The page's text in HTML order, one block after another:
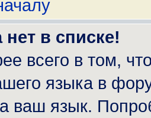
в списке!
всего в том,
языка в
ваш язык.